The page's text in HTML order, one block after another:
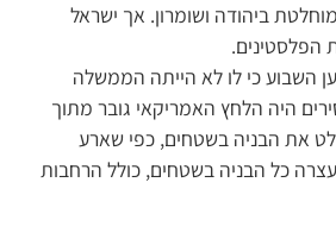
ביהודה ושומרון. אך ישראל
השבוע כי לו לא הייתה הממשלה
היה הלחץ האמריקאי גובר מתוך
את הבניה בשטחים, כפי שארע
כל הבניה בשטחים, כולל הרחבות